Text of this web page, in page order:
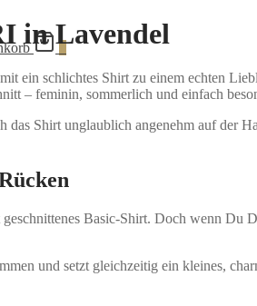
0
in Lavendel
ein schlichtes Shirt zu einem echten
– feminin, sommerlich und einfach
Shirt unglaublich angenehm auf der
Basic-Shirt. Doch wenn Du
und setzt gleichzeitig ein kleines,